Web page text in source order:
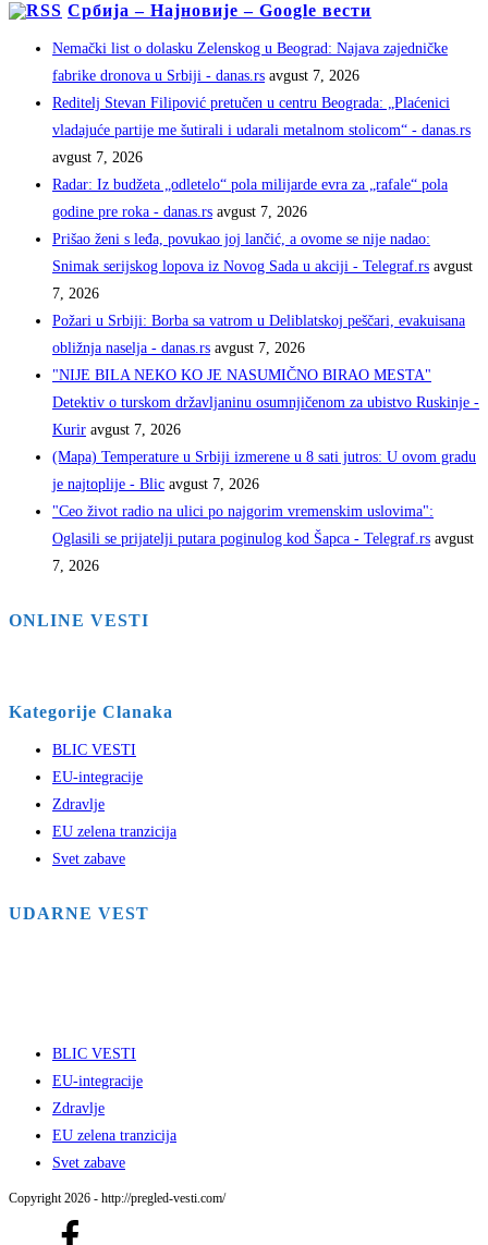
Србија – Најновије – Google вести
Nemački list o dolasku Zelenskog u Beograd: Najava zajedničke
fabrike dronova u Srbiji - danas.rs avgust 7, 2026
Reditelj Stevan Filipović pretučen u centru Beograda: „Plaćenici
vladajuće partije me šutirali i udarali metalnom stolicom“ - danas.rs
avgust 7, 2026
Radar: Iz budžeta „odletelo“ pola milijarde evra za „rafale“ pola
godine pre roka - danas.rs avgust 7, 2026
Prišao ženi s leđa, povukao joj lančić, a ovome se nije nadao:
Snimak serijskog lopova iz Novog Sada u akciji - Telegraf.rs avgust
7, 2026
Požari u Srbiji: Borba sa vatrom u Deliblatskoj peščari, evakuisana
obližnja naselja - danas.rs avgust 7, 2026
"NIJE BILA NEKO KO JE NASUMIČNO BIRAO MESTA"
Detektiv o turskom državljaninu osumnjičenom za ubistvo Ruskinje -
Kurir avgust 7, 2026
(Mapa) Temperature u Srbiji izmerene u 8 sati jutros: U ovom gradu
je najtoplije - Blic avgust 7, 2026
"Ceo život radio na ulici po najgorim vremenskim uslovima":
Oglasili se prijatelji putara poginulog kod Šapca - Telegraf.rs avgust
7, 2026
ONLINE VESTI
Kategorije Clanaka
BLIC VESTI
EU-integracije
Zdravlje
EU zelena tranzicija
Svet zabave
UDARNE VEST
BLIC VESTI
EU-integracije
Zdravlje
EU zelena tranzicija
Svet zabave
Copyright 2026 - http://pregled-vesti.com/